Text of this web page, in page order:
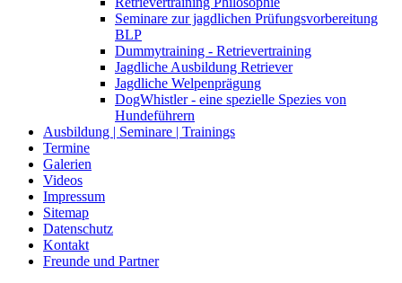
Seminare zur jagdlichen Prüfungsvorbereitung
BLP
Dummytraining - Retrievertraining
Jagdliche Ausbildung Retriever
Jagdliche Welpenprägung
DogWhistler - eine spezielle Spezies von
Hundeführern
Ausbildung | Seminare | Trainings
Termine
Galerien
Videos
Impressum
Sitemap
Datenschutz
Kontakt
Freunde und Partner